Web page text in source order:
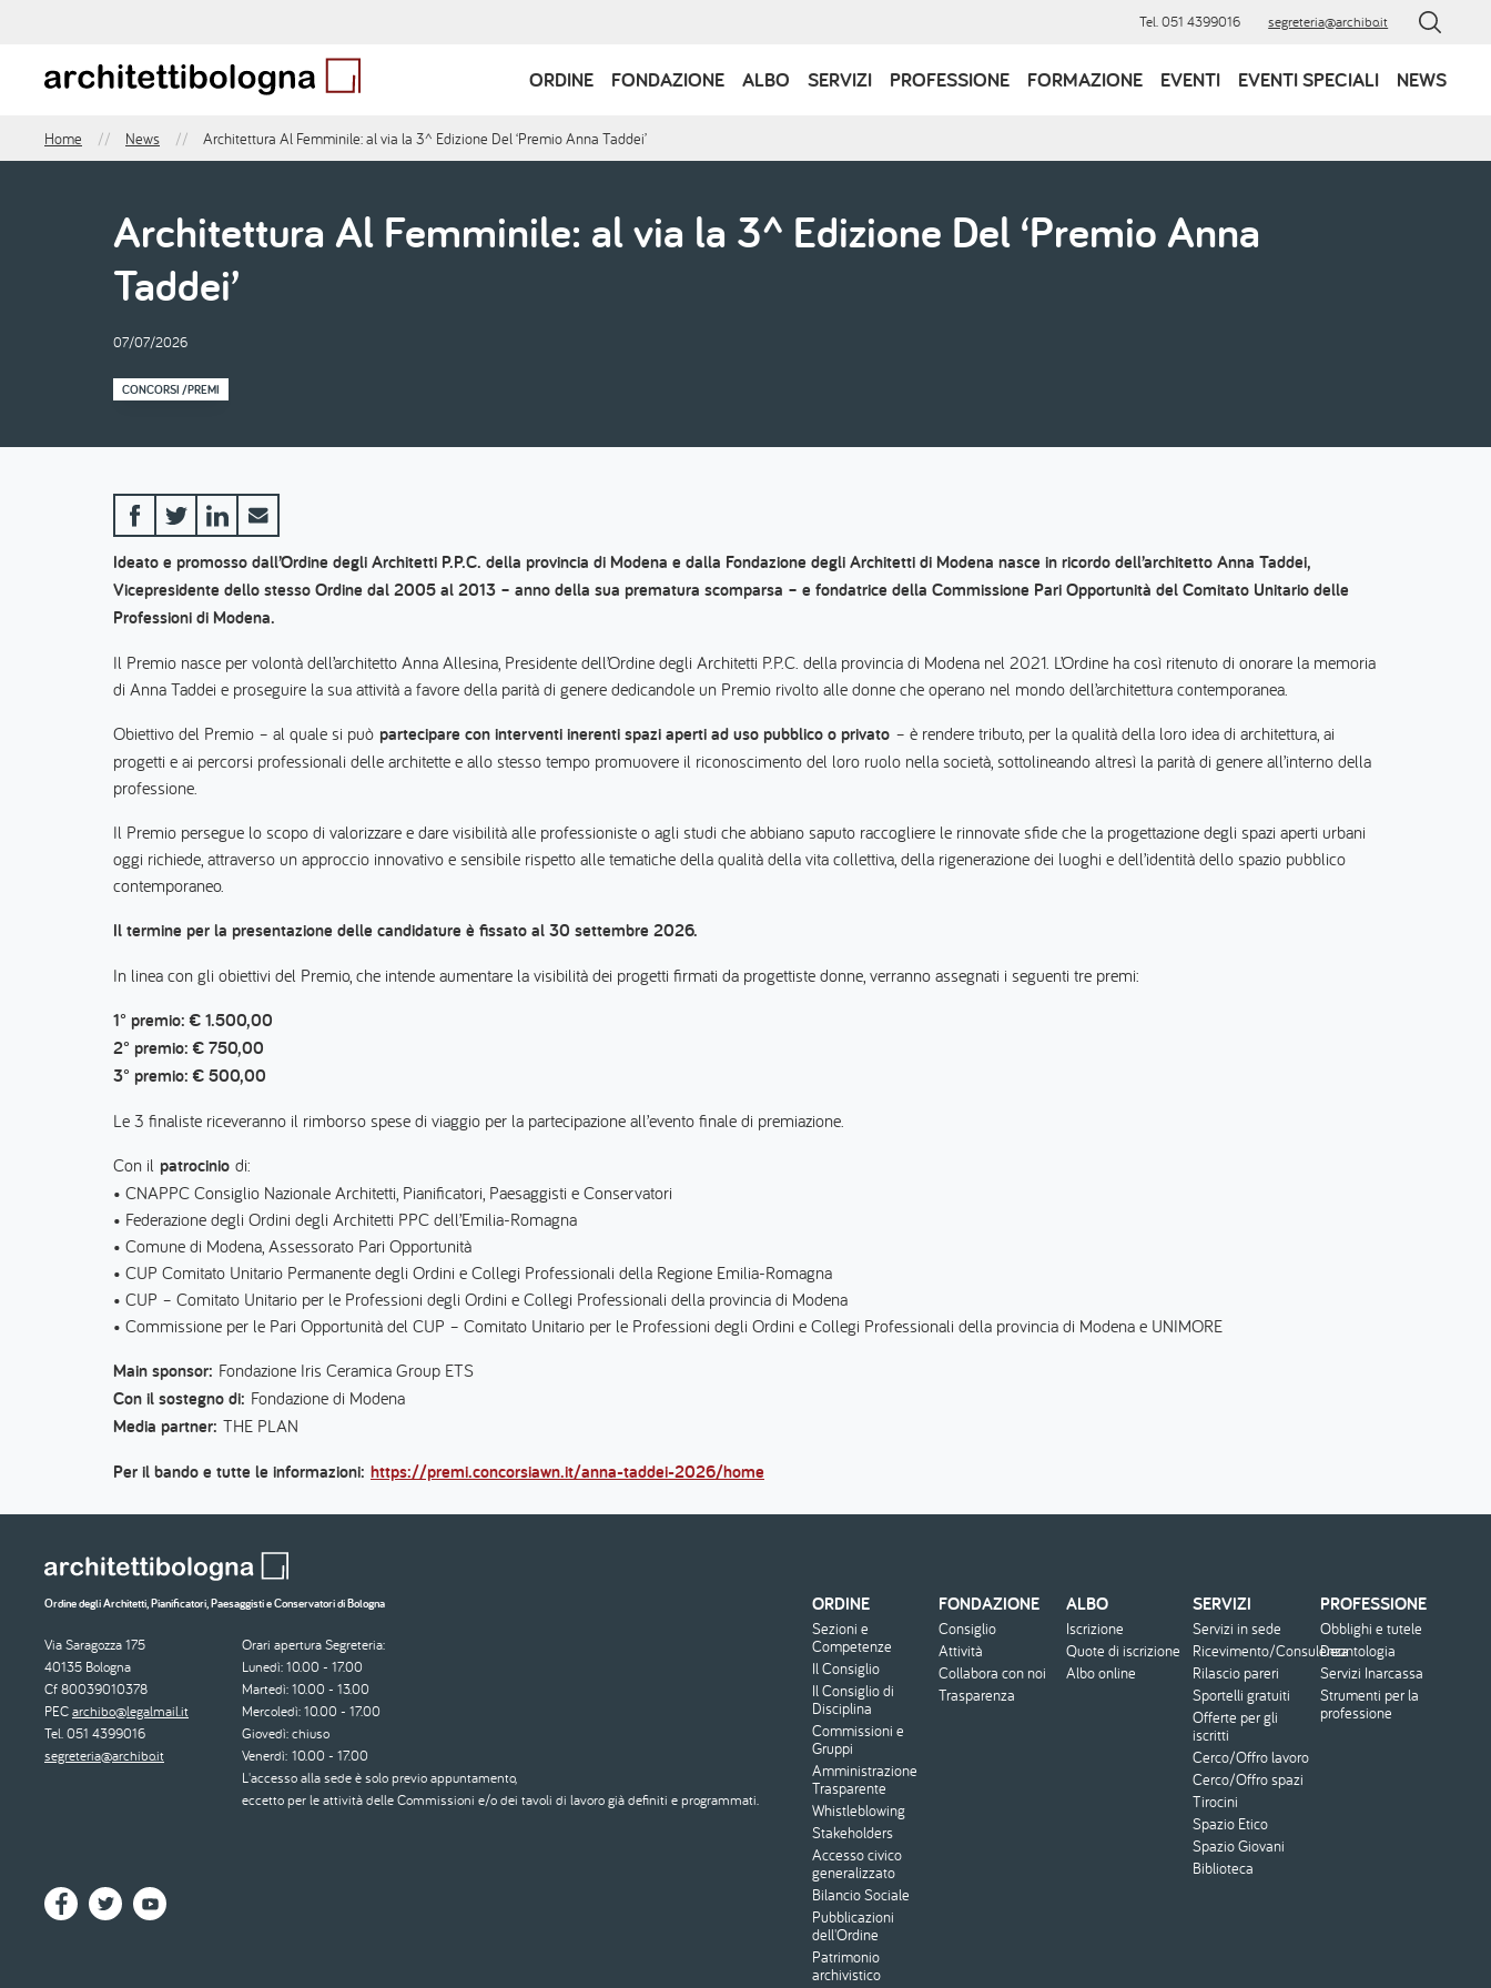
contenuto
principale
Tel. 051 4399016 segreteria@archibo.it
Navigazione
ORDINE FONDAZIONE ALBO SERVIZI PROFESSIONE FORMAZIONE EVENTI EVENTI SPECIALI NEWS
Briciole
Home News Architettura Al Femminile: al via la 3^ Edizione Del ‘Premio Anna Taddei’
Architettura Al Femminile: al via la 3^ Edizione Del ‘Premio Anna
Taddei’
07/07/2026
CONCORSI /PREMI
Ideato e promosso dall’Ordine degli Architetti P.P.C. della provincia di Modena e dalla Fondazione degli Architetti di Modena nasce in ricordo dell’architetto Anna Taddei,
Vicepresidente dello stesso Ordine dal 2005 al 2013 – anno della sua prematura scomparsa – e fondatrice della Commissione Pari Opportunità del Comitato Unitario delle
Professioni di Modena.
Il Premio nasce per volontà dell’architetto Anna Allesina, Presidente dell’Ordine degli Architetti P.P.C. della provincia di Modena nel 2021. L’Ordine ha così ritenuto di onorare la memoria
di Anna Taddei e proseguire la sua attività a favore della parità di genere dedicandole un Premio rivolto alle donne che operano nel mondo dell’architettura contemporanea.
Obiettivo del Premio – al quale si può partecipare con interventi inerenti spazi aperti ad uso pubblico o privato – è rendere tributo, per la qualità della loro idea di architettura, ai
progetti e ai percorsi professionali delle architette e allo stesso tempo promuovere il riconoscimento del loro ruolo nella società, sottolineando altresì la parità di genere all’interno della
professione.
Il Premio persegue lo scopo di valorizzare e dare visibilità alle professioniste o agli studi che abbiano saputo raccogliere le rinnovate sfide che la progettazione degli spazi aperti urbani
oggi richiede, attraverso un approccio innovativo e sensibile rispetto alle tematiche della qualità della vita collettiva, della rigenerazione dei luoghi e dell’identità dello spazio pubblico
contemporaneo.
Il termine per la presentazione delle candidature è fissato al 30 settembre 2026.
In linea con gli obiettivi del Premio, che intende aumentare la visibilità dei progetti firmati da progettiste donne, verranno assegnati i seguenti tre premi:
1° premio: € 1.500,00
2° premio: € 750,00
3° premio: € 500,00
Le 3 finaliste riceveranno il rimborso spese di viaggio per la partecipazione all’evento finale di premiazione.
Con il patrocinio di:
• CNAPPC Consiglio Nazionale Architetti, Pianificatori, Paesaggisti e Conservatori
• Federazione degli Ordini degli Architetti PPC dell’Emilia-Romagna
• Comune di Modena, Assessorato Pari Opportunità
• CUP Comitato Unitario Permanente degli Ordini e Collegi Professionali della Regione Emilia-Romagna
• CUP – Comitato Unitario per le Professioni degli Ordini e Collegi Professionali della provincia di Modena
• Commissione per le Pari Opportunità del CUP – Comitato Unitario per le Professioni degli Ordini e Collegi Professionali della provincia di Modena e UNIMORE
Main sponsor: Fondazione Iris Ceramica Group ETS
Con il sostegno di: Fondazione di Modena
Media partner: THE PLAN
Per il bando e tutte le informazioni: https://premi.concorsiawn.it/anna-taddei-2026/home
Ordine degli Architetti, Pianificatori, Paesaggisti e Conservatori di Bologna
Via Saragozza 175
40135 Bologna
Cf 80039010378
PECarchibo@legalmail.it
Tel. 051 4399016
segreteria@archibo.it
Orari apertura Segreteria:
Lunedì: 10.00 - 17.00
Martedì: 10.00 - 13.00
Mercoledì: 10.00 - 17.00
Giovedì: chiuso
Venerdì: 10.00 - 17.00
L'accesso alla sede è solo previo appuntamento,
eccetto per le attività delle Commissioni e/o dei tavoli di lavoro già definiti e programmati.
Menu
footer
ORDINE
Sezioni e
Competenze
Il Consiglio
Il Consiglio di
Disciplina
Commissioni e
Gruppi
Amministrazione
Trasparente
Whistleblowing
Stakeholders
Accesso civico
generalizzato
Bilancio Sociale
Pubblicazioni
dell'Ordine
Patrimonio
archivistico
FONDAZIONE
Consiglio
Attività
Collabora con noi
Trasparenza
ALBO
Iscrizione
Quote di iscrizione
Albo online
SERVIZI
Servizi in sede
Ricevimento/Consulenza
Rilascio pareri
Sportelli gratuiti
Offerte per gli
iscritti
Cerco/Offro lavoro
Cerco/Offro spazi
Tirocini
Spazio Etico
Spazio Giovani
Biblioteca
PROFESSIONE
Obblighi e tutele
Deontologia
Servizi Inarcassa
Strumenti per la
professione